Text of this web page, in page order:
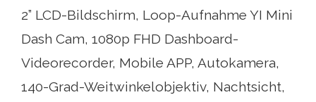
2” LCD-Bildschirm, Loop-Aufnahme YI Mini
Dash Cam, 1080p FHD Dashboard-
Videorecorder, Mobile APP, Autokamera,
140-Grad-Weitwinkelobjektiv, Nachtsicht,